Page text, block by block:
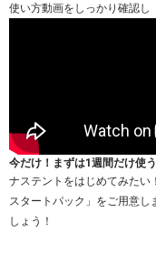
使い方動画をしっかり確認し
今だけ！まずは1週間だけ使
ナステントをはじめてみたい
スタートパック」をご用意し
しょう！